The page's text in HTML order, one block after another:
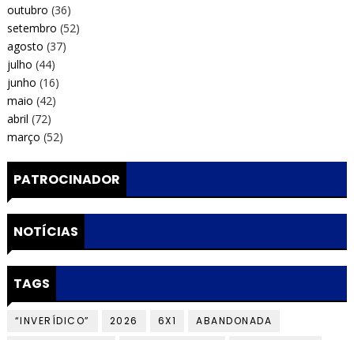
outubro (36)
setembro (52)
agosto (37)
julho (44)
junho (16)
maio (42)
abril (72)
março (52)
PATROCINADOR
NOTÍCIAS
TAGS
“INVERÍDICO” 2026 6X1 ABANDONADA